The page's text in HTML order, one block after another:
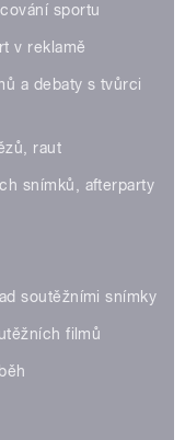
sportu
v reklamě
a debaty s tvůrci
raut
snímků, afterparty
soutěžními snímky
filmů